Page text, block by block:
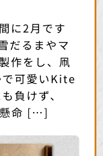
に2月です
だるまやマ
作をし、凧
で可愛いKite
負けず、
懸命 […]